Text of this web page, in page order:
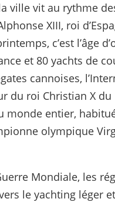
ville vit au rythme
XIII, roi
c’est l’âge
et 80 yachts de
cannoises,
du roi Christian X
monde entier,
olympique
Mondiale, les
le yachting léger